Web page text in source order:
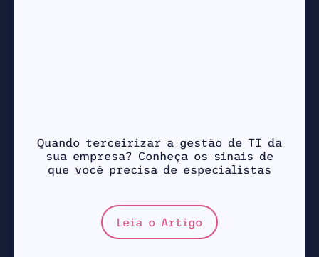
Quando terceirizar a gestão de TI da
sua empresa? Conheça os sinais de
que você precisa de especialistas
Leia o Artigo